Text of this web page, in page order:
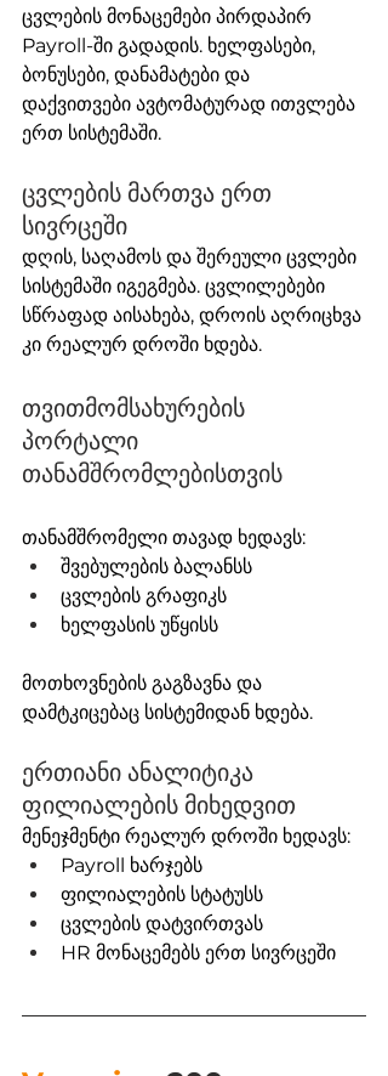
ცვლების მონაცემები პირდაპირ
Payroll-ში გადადის. ხელფასები,
ბონუსები, დანამატები და
დაქვითვები ავტომატურად ითვლება
ერთ სისტემაში.
ცვლების მართვა ერთ
სივრცეში
დღის, საღამოს და შერეული ცვლები
სისტემაში იგეგმება. ცვლილებები
სწრაფად აისახება, დროის აღრიცხვა
კი რეალურ დროში ხდება.
თვითმომსახურების
პორტალი
თანამშრომლებისთვის
თანამშრომელი თავად ხედავს:
შვებულების ბალანსს
ცვლების გრაფიკს
ხელფასის უწყისს
მოთხოვნების გაგზავნა და
დამტკიცებაც სისტემიდან ხდება.
ერთიანი ანალიტიკა
ფილიალების მიხედვით
მენეჯმენტი რეალურ დროში ხედავს:
Payroll ხარჯებს
ფილიალების სტატუსს
ცვლების დატვირთვას
HR მონაცემებს ერთ სივრცეში